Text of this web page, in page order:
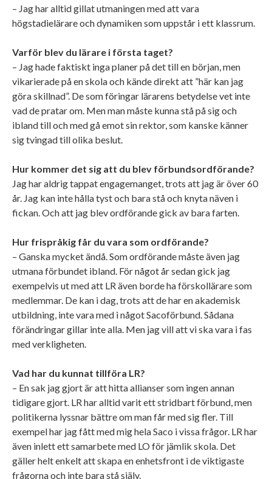
– Jag har alltid gillat utmaningen med att vara
högstadielärare och dynamiken som uppstår i ett klassrum.
Varför blev du lärare i första taget?
– Jag hade faktiskt inga planer på det till en början, men
vikarierade på en skola och kände direkt att ”här kan jag
göra skillnad”. De som föringar lärarens betydelse vet inte
vad de pratar om. Men man måste kunna stå på sig och
ibland till och med gå emot sin rektor, som kanske känner
sig tvingad till olika beslut.
Hur kommer det sig att du blev förbundsordförande?
Jag har aldrig tappat engagemanget, trots att jag är över 60
år. Jag kan inte hålla tyst och bara stå och knyta näven i
fickan. Och att jag blev ordförande gick av bara farten.
Hur frispråkig får du vara som ordförande?
– Ganska mycket ändå. Som ordförande måste även jag
utmana förbundet ibland. För något år sedan gick jag
exempelvis ut med att LR även borde ha förskollärare som
medlemmar. De kan i dag, trots att de har en akademisk
utbildning, inte vara med i något Sacoförbund. Sådana
förändringar gillar inte alla. Men jag vill att vi ska vara i fas
med verkligheten.
Vad har du kunnat tillföra LR?
– En sak jag gjort är att hitta allianser som ingen annan
tidigare gjort. LR har alltid varit ett stridbart förbund, men
politikerna lyssnar bättre om man får med sig fler. Till
exempel har jag fått med mig hela Saco i vissa frågor. LR har
även inlett ett samarbete med LO för jämlik skola. Det
gäller helt enkelt att skapa en enhetsfront i de viktigaste
frågorna och inte bara stå själv.